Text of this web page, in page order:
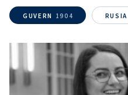
GUVERN 1904 RUSIA
Nume+ Numele meu
Email+ Emailul meu
+ Telefon personal